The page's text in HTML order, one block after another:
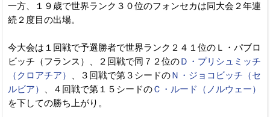
一方、１９歳で世界ランク３０位のフォンセカは同大会２年連
続２度目の出場。
今大会は１回戦で予選勝者で世界ランク２４１位のＬ・パブロ
ビッチ（フランス）、２回戦で同７２位のＤ・プリシュミッチ
（クロアチア）
、３回戦で第３シードのＮ・ジョコビッチ（セ
ルビア）
、４回戦で第１５シードのＣ・ルード（ノルウェー）
を下しての勝ち上がり。